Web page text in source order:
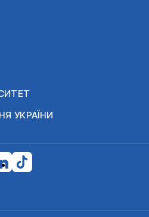
УКРАЇНИ